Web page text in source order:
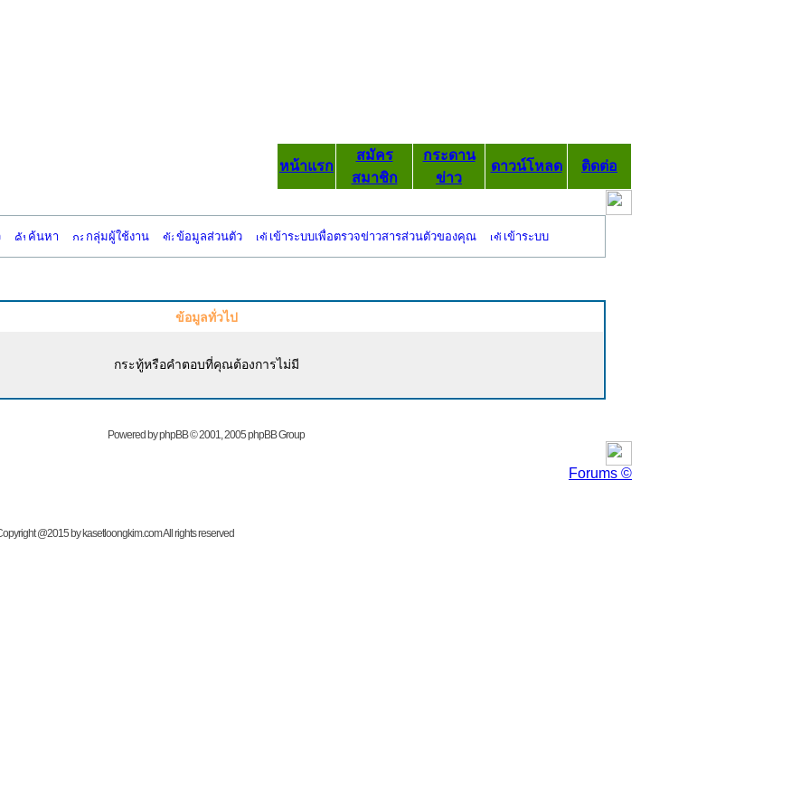
หน้าแรก
สมัคร
สมาชิก
กระดาน
ข่าว
ดาวน์โหลด ติดต่อ
ค้นหา กลุ่มผู้ใช้งาน ข้อมูลส่วนตัว เข้าระบบเพื่อตรวจข่าวสารส่วนตัวของคุณ เข้าระบบ
ข้อมูลทั่วไป
กระทู้หรือคำตอบที่คุณต้องการไม่มี
Powered byphpBB© 2001, 2005 phpBB Group
Forums ©
@2015 by kasetloongkim.com All rights reserved